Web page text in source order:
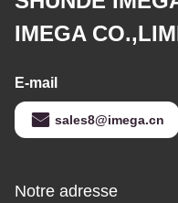
IMEGA
E-mail
sales8@imega.cn
Notre adresse